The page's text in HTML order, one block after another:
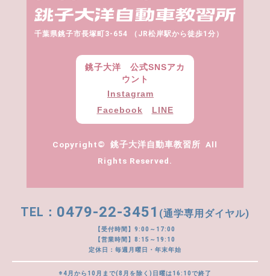
千葉県銚子市長塚町3-654 （JR松岸駅から徒歩1分）
銚子大洋 公式SNSアカ
ウント
Instagram
Facebook
LINE
Copyright© 銚子大洋自動車教習所 All
Rights Reserved.
0479-22-3451 (通学専用ダイヤル)
【受付時間】9:00～17:00
【営業時間】8:15～19:10
定休日：毎週月曜日・年末年始
※4月から10月まで(8月を除く)日曜は16:10で終了